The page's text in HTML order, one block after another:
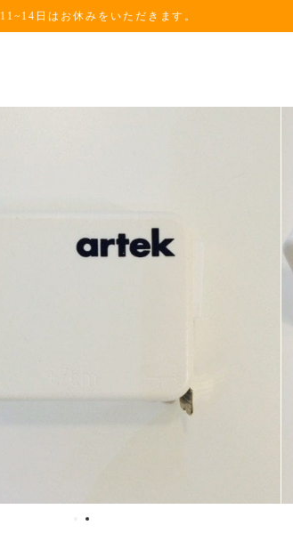
11~14日はお休みをいただきます。